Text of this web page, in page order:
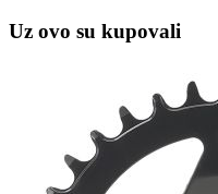
Uz ovo su kupovali